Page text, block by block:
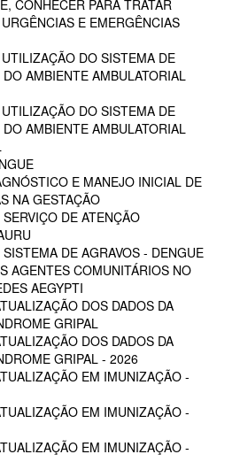
CONHECER PARA TRATAR
E EMERGÊNCIAS
DO SISTEMA DE
AMBIENTE AMBULATORIAL
DO SISTEMA DE
AMBIENTE AMBULATORIAL
E MANEJO INICIAL DE
NA GESTAÇÃO
DE ATENÇÃO
DE AGRAVOS - DENGUE
AGENTES COMUNITÁRIOS NO
AEGYPTI
DOS DADOS DA
GRIPAL
DOS DADOS DA
GRIPAL - 2026
EM IMUNIZAÇÃO -
EM IMUNIZAÇÃO -
EM IMUNIZAÇÃO -